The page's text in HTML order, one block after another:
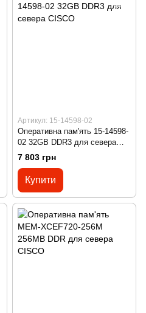
Артикул: 15-14598-02
Оперативна пам'ять 15-14598-
02 32GB DDR3 для севера
CISCO
7 803 грн
Купити